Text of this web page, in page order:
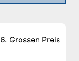
Grossen Preis